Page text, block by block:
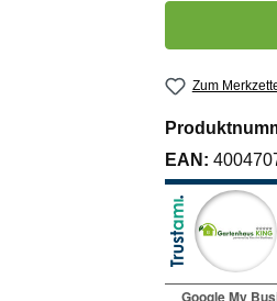
Produkt
Zum
EAN: